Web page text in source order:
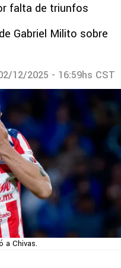
falta de triunfos
Gabriel Milito sobre
12/2025 - 16:59hs CST
a Chivas.